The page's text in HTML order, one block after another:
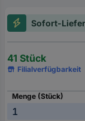
Sofort-
41 Stück
Filialverfügbarkeit
Menge (Stück)
1